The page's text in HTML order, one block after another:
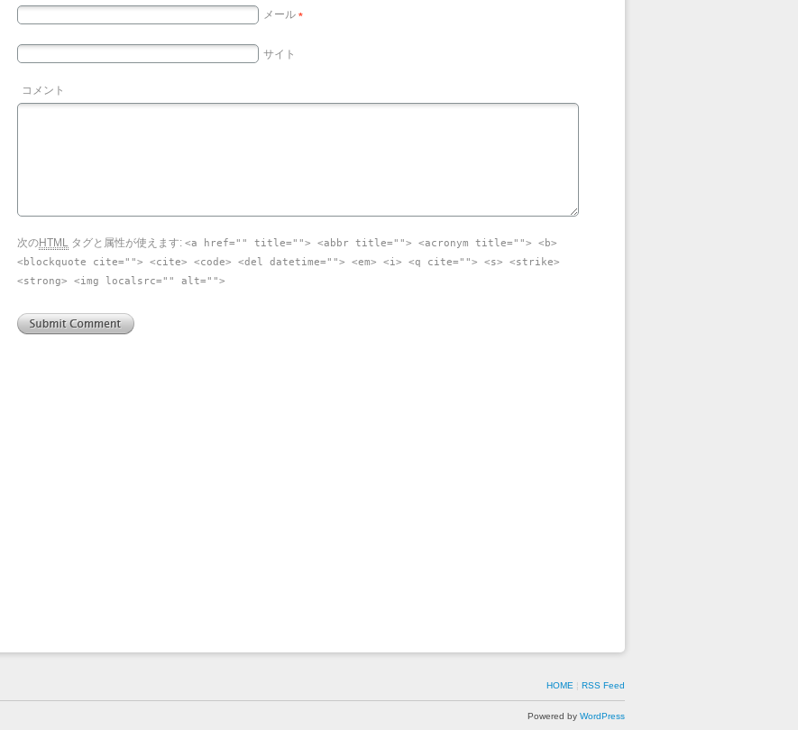
メール *
サイト
コメント
次のHTML タグと属性が使えます: <a href="" title=""> <abbr title=""> <acronym title=""> <b>
<blockquote cite=""> <cite> <code> <del datetime=""> <em> <i> <q cite=""> <s> <strike>
<strong> <img localsrc="" alt="">
HOME ¦ RSS Feed
Powered by WordPress